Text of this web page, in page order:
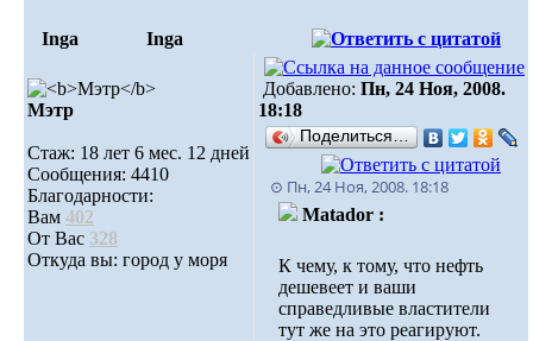
Inga Inga
Мэтр
Стаж: 18 лет 6 мес. 12 дней
Сообщения: 4410
Благодарности:
Вам 402
От Вас 328
Откуда вы: город у моря
Добавлено: Пн, 24 Ноя, 2008.
18:18
Поделиться…
⊙ Пн, 24 Ноя, 2008. 18:18
Matador :
К чему, к тому, что нефть
дешевеет и ваши
справедливые властители
тут же на это реагируют.